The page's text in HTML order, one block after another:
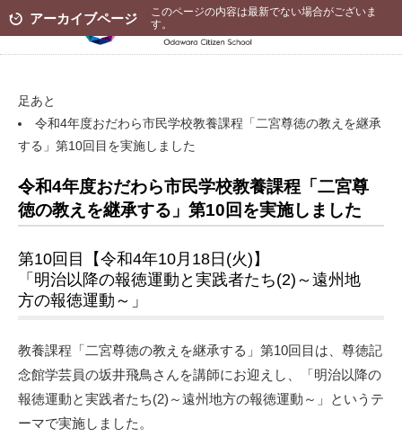
アーカイブページ
このページの内容は最新でない場合がございま
す。
足あと
令和4年度おだわら市民学校教養課程「二宮尊徳の教えを継承
する」第10回目を実施しました
令和4年度おだわら市民学校教養課程「二宮尊
徳の教えを継承する」第10回を実施しました
第10回目【令和4年10月18日(火)】
「明治以降の報徳運動と実践者たち(2)～遠州地
方の報徳運動～」
教養課程「二宮尊徳の教えを継承する」第10回目は、尊徳記
念館学芸員の坂井飛鳥さんを講師にお迎えし、「明治以降の
報徳運動と実践者たち(2)～遠州地方の報徳運動～」というテ
ーマで実施しました。